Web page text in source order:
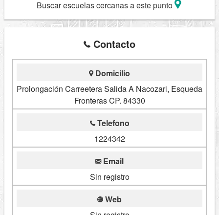
Buscar escuelas cercanas a este punto
Contacto
Domicilio
Prolongación Carreetera Salida A Nacozari, Esqueda
Fronteras CP. 84330
Telefono
1224342
Email
Sin registro
Web